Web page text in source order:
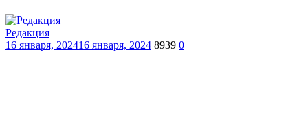
Редакция
16 января, 202416 января, 2024 8939 0